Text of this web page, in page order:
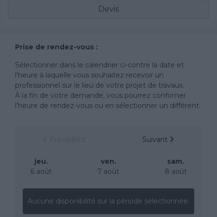
Devis
Prise de rendez-vous :
Sélectionner dans le calendrier ci-contre la date et
l'heure à laquelle vous souhaitez recevoir un
professionnel sur le lieu de votre projet de travaux.
À la fin de votre demande, vous pourrez confirmer
l’heure de rendez-vous ou en sélectionner un différent.
Suivant
jeu.
6 août
ven.
7 août
sam.
8 août
Aucune disponibilité sur la période sélectionnée.